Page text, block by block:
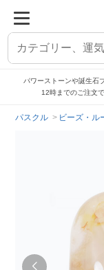
パワーストーンや誕生石
12時までのご注文で
パスクル ビーズ・ル